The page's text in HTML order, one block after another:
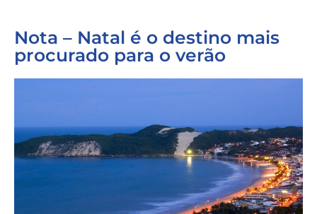
Nota – Natal é o destino mais
procurado para o verão